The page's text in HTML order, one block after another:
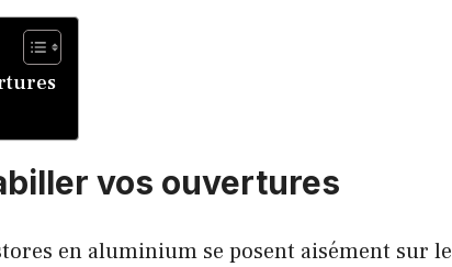
vos ouvertures
en aluminium se posent aisément sur le